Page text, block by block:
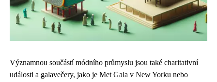
Významnou součástí módního průmyslu jsou také charitativní
události a galavečery, jako je Met Gala v New Yorku nebo